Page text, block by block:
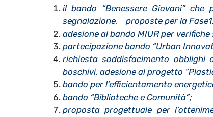
il bando “Benessere Giovani”
segnalazione, proposte per la
adesione al bando MIUR per
partecipazione bando “Urban
richiesta soddisfacimento obblighi
boschivi, adesione al progetto
bando per l’efficientamento
bando “Biblioteche e Comunità”;
proposta progettuale per